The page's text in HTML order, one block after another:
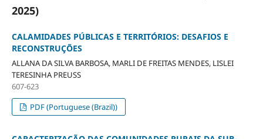
2025)
CALAMIDADES PÚBLICAS E TERRITÓRIOS: DESAFIOS E
RECONSTRUÇÕES
ALLANA DA SILVA BARBOSA, MARLI DE FREITAS MENDES, LISLEI
TERESINHA PREUSS
607-623
PDF (Portuguese (Brazil))